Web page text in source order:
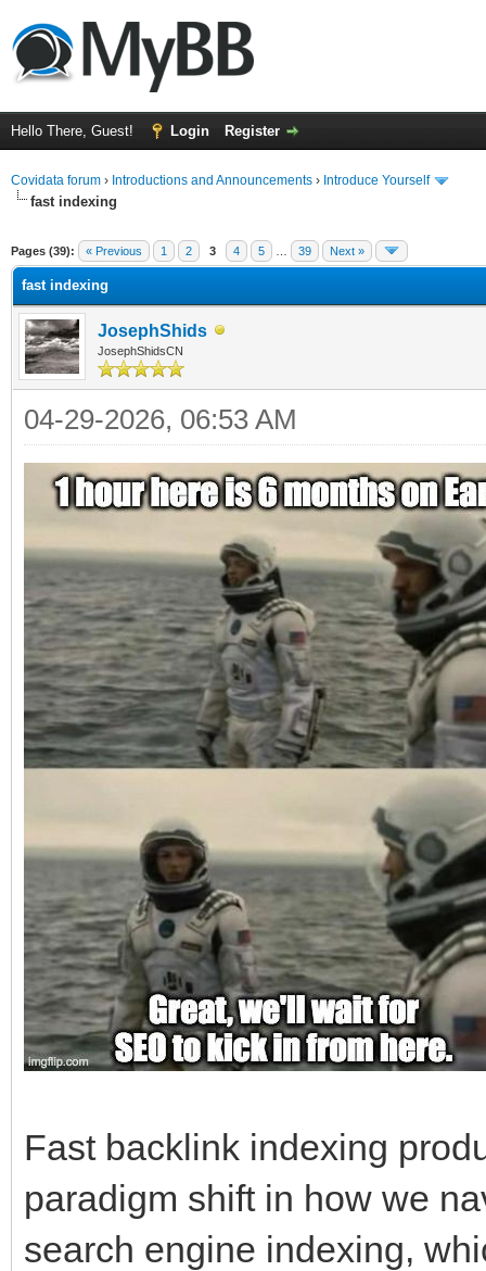
Hello There, Guest! Login Register
Covidata forum › Introductions and Announcements › Introduce Yourself
fast indexing
Pages (39): « Previous 1 2 3 4 5 39 Next »
fast indexing
JosephShids
JosephShidsCN
04-29-2026, 06:53 AM
Fast backlink indexing
paradigm shift in how we
search engine indexing,